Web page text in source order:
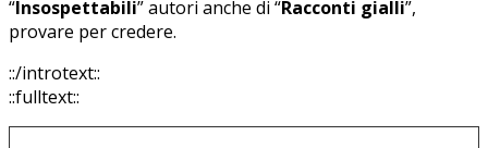
“Insospettabili” autori anche di “Racconti gialli”,
provare per credere.
::/introtext::
::fulltext::